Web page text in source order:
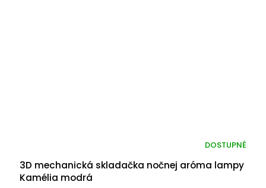
3D mechanická skladačka nočnej aróma lampy
Kamélia modrá
DOSTUPNÉ